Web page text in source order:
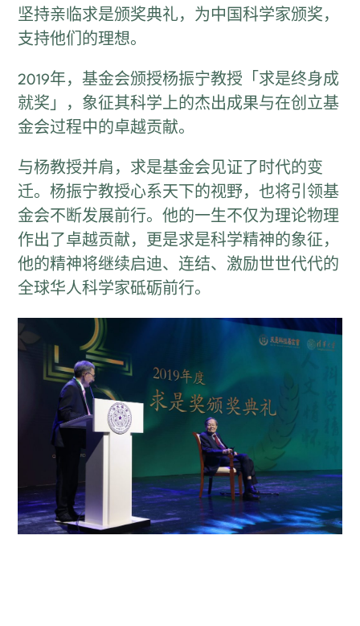
坚持亲临求是颁奖典礼，为中国科学家颁奖，
支持他们的理想。
2019年，基金会颁授杨振宁教授「求是终身成
就奖」，象征其科学上的杰出成果与在创立基
金会过程中的卓越贡献。
与杨教授并肩，求是基金会见证了时代的变
迁。杨振宁教授心系天下的视野，也将引领基
金会不断发展前行。他的一生不仅为理论物理
作出了卓越贡献，更是求是科学精神的象征，
他的精神将继续启迪、连结、激励世世代代的
全球华人科学家砥砺前行。